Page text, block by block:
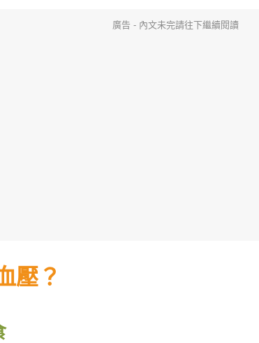
廣告 - 內文未完請往下繼續閱讀
壓？